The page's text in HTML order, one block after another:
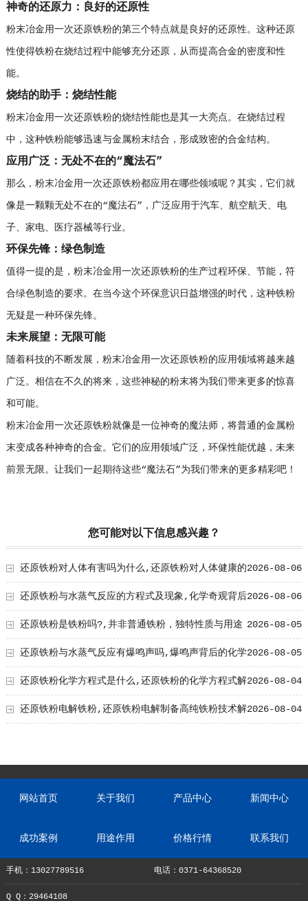
神奇的还原力：良好的还原性
粉末冶金用一次还原铁粉的第三个特点就是良好的还原性。这种还原
性使得铁粉在烧结过程中能够充分还原，从而提高合金的密度和性
能。
烧结的助手：烧结性能
粉末冶金用一次还原铁粉的烧结性能也是其一大亮点。在烧结过程
中，这种铁粉能够迅速与金属粉末结合，形成致密的合金结构。
应用广泛：无处不在的“魔法石”
那么，粉末冶金用一次还原铁粉都应用在哪些领域呢？其实，它们就
像是一颗颗无处不在的“魔法石”，广泛应用于汽车、航空航天、电
子、家电、医疗器械等行业。
环保先锋：绿色制造
值得一提的是，粉末冶金用一次还原铁粉的生产过程环保、节能，符
合绿色制造的要求。在当今这个环保意识日益增强的时代，这种铁粉
无疑是一种环保先锋。
未来展望：无限可能
随着科技的不断发展，粉末冶金用一次还原铁粉的应用领域将越来越
广泛。相信在不久的将来，这些神秘的粉末将为我们带来更多的惊喜
和可能。
粉末冶金用一次还原铁粉就像是一位神奇的魔法师，将普通的金属粉
末变成各种神奇的合金。它们的应用领域广泛，环保性能优越，未来
前景无限。让我们一起期待这些“魔法石”为我们带来的更多精彩吧！
您可能对以下信息感兴趣？
2026-08-06
还原铁粉对人体有害吗为什么,还原铁粉对人体健康的
影响及原因解析 2026-08-06
还原铁粉与水蒸气反应的方程式及现象,化学奇观背后
的奥秘 2026-08-05
还原铁粉是铁粉吗?,并非普通铁粉，独特性质与用途
解析 2026-08-05
还原铁粉与水蒸气反应有爆鸣声吗,爆鸣声背后的化学
奥秘 2026-08-04
还原铁粉化学方程式是什么,还原铁粉的化学方程式解
析与应用 2026-08-04
还原铁粉电解铁粉,还原铁粉电解制备高纯铁粉技术解
网站首页 关于我们 产品中心 新闻中心
成功案例 用途作用 价格行情 联系我们
手机：13027789516 电话：0371-64368520
Q Q：29464108